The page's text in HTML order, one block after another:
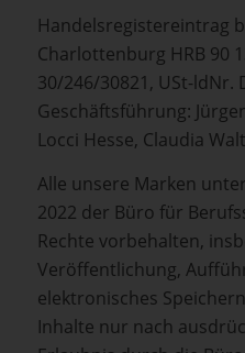
Handelsregistereintrag
Charlottenburg HRB 90
30/246/30821, USt-ldNr.
Geschäftsführung:
Locci Hesse, Claudia
Alle unsere Marken
2022 der Büro für
Rechte vorbehalten,
Veröffentlichung,
elektronisches
Inhalte nur nach